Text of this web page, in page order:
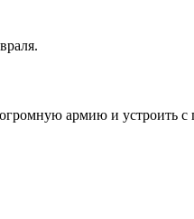
армию и устроить